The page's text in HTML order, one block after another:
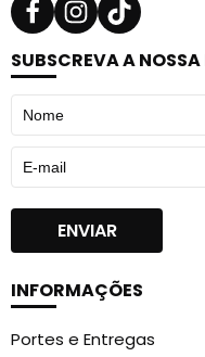
Linha com rosa
Zero% sal,
pH 4,0
Modo de Uso:
Após lavar os
da raiz até as pontas.
use vaporizador,
umedecida em água
com os outros
Benefícios Imediatos:
SUBSCREVA A NOSSA
INFORMAÇÕES
Portes e Entregas